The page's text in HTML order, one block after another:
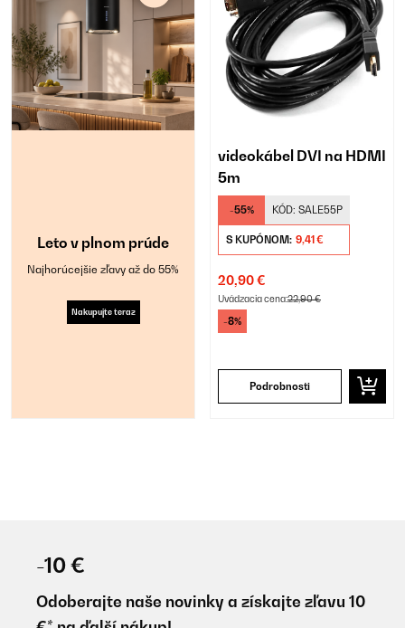
Leto v plnom prúde
Najhorúcejšie zľavy až do 55%
Nakupujte teraz
videokábel DVI na HDMI
5m
-55% KÓD: SALE55P
S KUPÓNOM: 9,41 €
20,90 €
Uvádzacia cena:22,90 €
-8%
Podrobnosti
-10 €
Odoberajte naše novinky a získajte zľavu 10